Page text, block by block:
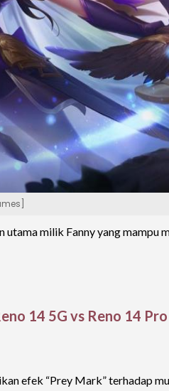
utama milik Fanny yang mampu
14 5G vs Reno 14
efek “Prey Mark” terhadap